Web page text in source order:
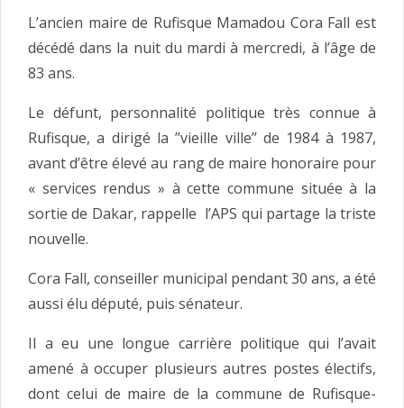
L’ancien maire de Rufisque Mamadou Cora Fall est
décédé dans la nuit du mardi à mercredi, à l’âge de
83 ans.
Le défunt, personnalité politique très connue à
Rufisque, a dirigé la ’’vieille ville’’ de 1984 à 1987,
avant d’être élevé au rang de maire honoraire pour
« services rendus » à cette commune située à la
sortie de Dakar, rappelle l’APS qui partage la triste
nouvelle.
Cora Fall, conseiller municipal pendant 30 ans, a été
aussi élu député, puis sénateur.
Il a eu une longue carrière politique qui l’avait
amené à occuper plusieurs autres postes électifs,
dont celui de maire de la commune de Rufisque-